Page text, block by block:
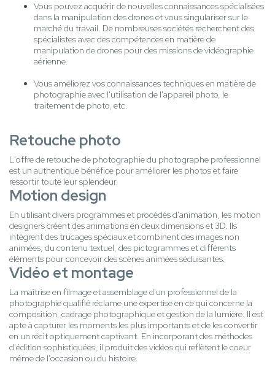
Vous pouvez acquérir de nouvelles connaissances spécialisées
dans la manipulation des drones et vous singulariser sur le
marché du travail. De nombreuses sociétés recherchent des
spécialistes avec des compétences en matière de
manipulation de drones pour des missions de vidéographie
aérienne.
Vous améliorez vos connaissances techniques en matière de
photographie avec l'utilisation de l'appareil photo, le
traitement de photo, etc.
Retouche photo
L'offre de retouche de photographie du photographe professionnel
est un authentique bénéfice pour améliorer les photos et faire
ressortir toute leur splendeur.
Motion design
En utilisant divers programmes et procédés d'animation, les motion
designers créent des animations en deux dimensions et 3D. Ils
intègrent des trucages spéciaux et combinent des images non
animées, du contenu textuel, des pictogrammes et différents
éléments pour concevoir des scènes animées séduisantes.
Vidéo et montage
La maîtrise en filmage et assemblage d'un professionnel de la
photographie qualifié réclame une expertise en ce qui concerne la
composition, cadrage photographique et gestion de la lumière. Il est
apte à capturer les moments les plus importants et de les convertir
en un récit optiquement captivant. En incorporant des méthodes
d'édition sophistiquées, il produit des vidéos qui reflètent le coeur
même de l'occasion ou du histoire.